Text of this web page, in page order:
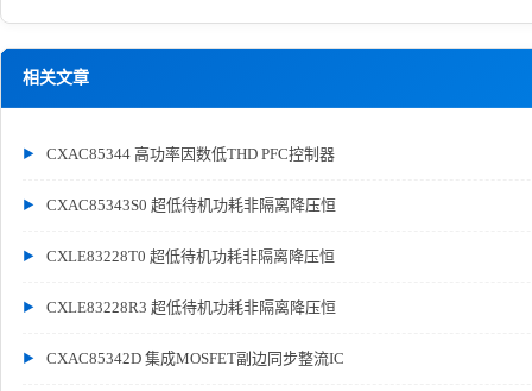
相关文章
CXAC85344 高功率因数低THD PFC控制器
CXAC85343S0 超低待机功耗非隔离降压恒
CXLE83228T0 超低待机功耗非隔离降压恒
CXLE83228R3 超低待机功耗非隔离降压恒
CXAC85342D 集成MOSFET副边同步整流IC